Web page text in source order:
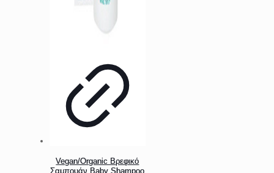
Vegan/Organic Βρεφικό
Σαμπουάν Baby Shampoo